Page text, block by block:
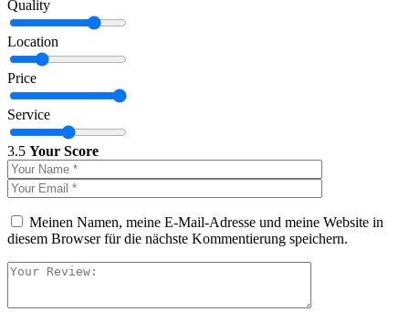
Quality
Location
Price
Service
3.5 Your Score
Meinen Namen, meine E-Mail-Adresse und meine Website in
diesem Browser für die nächste Kommentierung speichern.